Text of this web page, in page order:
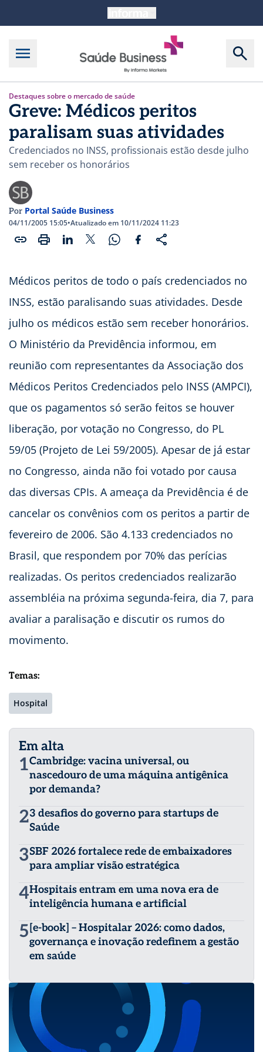
Destaques sobre o mercado de saúde
Greve: Médicos peritos
paralisam suas atividades
Credenciados no INSS, profissionais estão desde julho
sem receber os honorários
Por Portal Saúde Business
04/11/2005 15:05•Atualizado em 10/11/2024 11:23
Médicos peritos de todo o país credenciados no
INSS, estão paralisando suas atividades. Desde
julho os médicos estão sem receber honorários.
O Ministério da Previdência informou, em
reunião com representantes da Associação dos
Médicos Peritos Credenciados pelo INSS (AMPCI),
que os pagamentos só serão feitos se houver
liberação, por votação no Congresso, do PL
59/05 (Projeto de Lei 59/2005). Apesar de já estar
no Congresso, ainda não foi votado por causa
das diversas CPIs. A ameaça da Previdência é de
cancelar os convênios com os peritos a partir de
fevereiro de 2006. São 4.133 credenciados no
Brasil, que respondem por 70% das perícias
realizadas. Os peritos credenciados realizarão
assembléia na próxima segunda-feira, dia 7, para
avaliar a paralisação e discutir os rumos do
movimento.
Temas:
Hospital
Em alta
1Cambridge: vacina universal, ou
nascedouro de uma máquina antigênica
por demanda?
23 desafios do governo para startups de
Saúde
3SBF 2026 fortalece rede de embaixadores
para ampliar visão estratégica
4Hospitais entram em uma nova era de
inteligência humana e artificial
5 [e-book] – Hospitalar 2026: como dados,
governança e inovação redefinem a gestão
em saúde